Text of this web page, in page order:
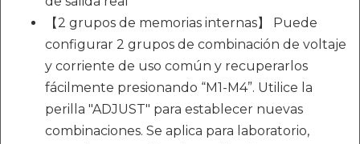
【2 grupos de memorias internas】 Puede
configurar 2 grupos de combinación de voltaje
y corriente de uso común y recuperarlos
fácilmente presionando “M1-M4”. Utilice la
perilla "ADJUST" para establecer nuevas
combinaciones. Se aplica para laboratorio,